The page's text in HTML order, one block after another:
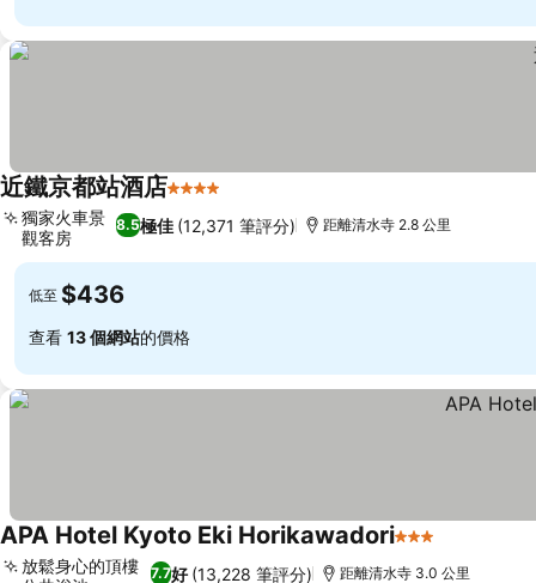
近鐵京都站酒店4 星級
8.5極佳 (12,371 筆評分)
獨家火車景
觀客房
距離清水寺 2.8 公里
低至 $436
查看 13 個網站的價格
APA Hotel Kyoto Eki Horikawadori3 星級
7.7好 (13,228 筆評分)
放鬆身心的頂樓
距離清水寺 3.0 公里